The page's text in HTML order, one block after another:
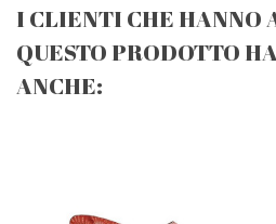
I CLIENTI CHE HANNO
QUESTO PRODOTTO
ANCHE: